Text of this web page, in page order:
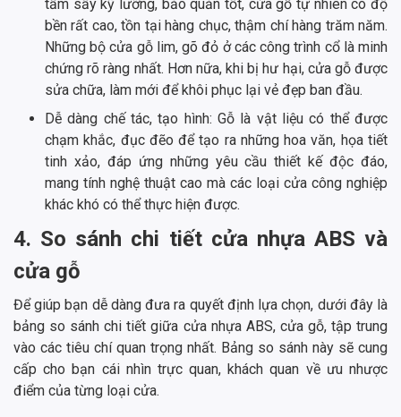
tẩm sấy kỹ lưỡng, bảo quản tốt, cửa gỗ tự nhiên có độ
bền rất cao, tồn tại hàng chục, thậm chí hàng trăm năm.
Những bộ cửa gỗ lim, gõ đỏ ở các công trình cổ là minh
chứng rõ ràng nhất. Hơn nữa, khi bị hư hại, cửa gỗ được
sửa chữa, làm mới để khôi phục lại vẻ đẹp ban đầu.
Dễ dàng chế tác, tạo hình: Gỗ là vật liệu có thể được
chạm khắc, đục đẽo để tạo ra những hoa văn, họa tiết
tinh xảo, đáp ứng những yêu cầu thiết kế độc đáo,
mang tính nghệ thuật cao mà các loại cửa công nghiệp
khác khó có thể thực hiện được.
4. So sánh chi tiết cửa nhựa ABS và
cửa gỗ
Để giúp bạn dễ dàng đưa ra quyết định lựa chọn, dưới đây là
bảng so sánh chi tiết giữa cửa nhựa ABS, cửa gỗ, tập trung
vào các tiêu chí quan trọng nhất. Bảng so sánh này sẽ cung
cấp cho bạn cái nhìn trực quan, khách quan về ưu nhược
điểm của từng loại cửa.